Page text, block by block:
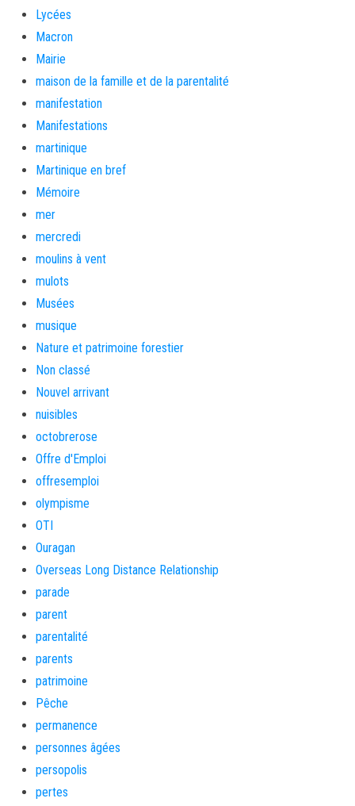
Lycées
Macron
Mairie
maison de la famille et de la parentalité
manifestation
Manifestations
martinique
Martinique en bref
Mémoire
mer
mercredi
moulins à vent
mulots
Musées
musique
Nature et patrimoine forestier
Non classé
Nouvel arrivant
nuisibles
octobrerose
Offre d'Emploi
offresemploi
olympisme
OTI
Ouragan
Overseas Long Distance Relationship
parade
parent
parentalité
parents
patrimoine
Pêche
permanence
personnes âgées
persopolis
pertes